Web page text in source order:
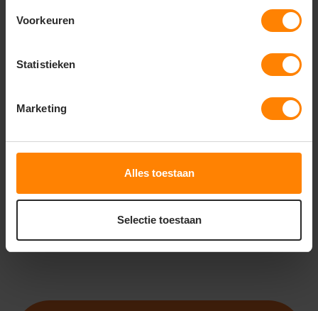
Voorkeuren
Statistieken
Marketing
Alles toestaan
Selectie toestaan
ROLY
PERSONALISEER